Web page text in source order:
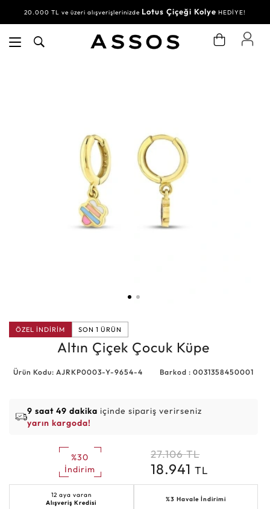
20.000 TL ve üzeri alışverişlerinizde Lotus Çiçeği Kolye HEDİYE!
ÖZEL İNDİRİM SON 1 ÜRÜN
Altın Çiçek Çocuk Küpe
Ürün Kodu: AJRKP0003-Y-9654-4 Barkod : 0031358450001
9 saat 49 dakika içinde sipariş verirseniz
yarın kargoda!
%30
İndirim
27.106 TL
18.941TL
12 aya varan
Alışveriş Kredisi
%3 Havale İndirimi